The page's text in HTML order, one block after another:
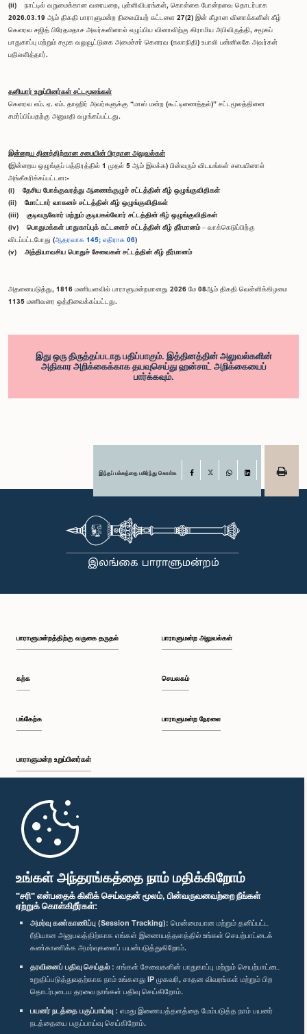
உங்கள் அந்தரங்கத்தை நாம் மதிக்கிறோம்
"சரி" என்பதைக் கிளிக் செய்வதன் மூலம், பின்வருவனவற்றை நீங்கள்
ஏற்றுக் கொள்கிறீர்கள்:
அமர்வு கண்காணிப்பு (Session Tracking): மென்மையான மற்றும் தனிப்பட்ட
ரீதியான அனுபவத்திற்காக எங்கள் இணையத்தளத்தில் உங்கள் செயற்பாட்டைக்
கண்காணிக்க அமர்வுகளைப் பயன்படுத்துகிறோம்.
தரவினைப் பதிவு செய்தல் : எங்கள் சேவைகளின் பாதுகாப்பு மற்றும் செயற்பாட்டை
உறுதிப்படுத்துவதற்காக நாம் உங்களது IP முகவரி, சாதன விவரங்கள் மற்றும் பிற
தொடர்புடைய தரவை நாங்கள் பதிவு செய்கிறோம்.
பயனர் நடத்தை பகுப்பாய்வு : எமது இணையத்தளத்தை மேம்படுத்த நாம் பயனர்
நடத்தையை பகுப்பாய்வு செய்கிறோம்.
(ii) நாட்டில் வறுமைக்கான வரையறை, புள்ளிவிபரங்கள், கொள்கை போன்றவை தொடர்பாக
2026.03.19 ஆம் திகதி பாராளுமன்ற நிலையியற் கட்டளை 27(2) இன் கீழான வினாக்களின் கீழ்
கௌரவ சஜித் பிரேதமதாச அவர்களினால் எழுப்பிய வினாவிற்கு கிராமிய அபிவிருத்தி, சமூகப்
பாதுகாப்பு மற்றும் சமூக வலுவூட்டுகை அமைச்சர் கௌரவ (கலாநிதி) உபாலி பன்னிலகே அவர்கள்
பதிலளித்தார்.
தனியார் உறுப்பினர்கள் சட்டமூலங்கள்
கெளரவ எம். ஏ. எம். தாஹிர் அவர்களுக்கு “மாஸ் மன்ற (கூட்டிணைத்தல்)” சட்டமூலத்தினை
சமர்ப்பிப்பதற்கு அனுமதி வழங்கப்பட்டது.
இன்றைய தினத்திற்கான சபையின் பிரதான அலுவல்கள்
(இன்றைய ஒழுங்குப் பத்திரத்தில் 1 முதல் 5 ஆம் இலக்க) பின்வரும் விடயங்கள் சபையினால்
அங்கீகரிக்கப்பட்டன:-
(i) தேசிய போக்குவரத்து ஆணைக்குழுச் சட்டத்தின் கீழ் ஒழுங்குவிதிகள்
(ii) மோட்டார் வாகனச் சட்டத்தின் கீழ் ஒழுங்குவிதிகள்
(iii) குடிவருவோர் மற்றும் குடியகல்வோர் சட்டத்தின் கீழ் ஒழுங்குவிதிகள்
(iv) பொதுமக்கள் பாதுகாப்புக் கட்டளைச் சட்டத்தின் கீழ் தீர்மானம்– வாக்கெடுப்பிற்கு
விடப்பட்டபோது (ஆதரவாக 145; எதிராக 06)
(v) அத்தியாவசிய பொதுச் சேவைகள் சட்டத்தின் கீழ் தீர்மானம்
அதனையடுத்து, 1816 மணியளவில் பாராளுமன்றமானது 2026 மே 08ஆம் திகதி வெள்ளிக்கிழமை
1135 மணிவரை ஒத்திவைக்கப்பட்டது.
இது ஒரு திருத்தப்படாத பதிப்பாகும். இத்தினத்தின் அலுவல்களின்
அதிகார அறிக்கைக்காக தயவுசெய்து ஹன்சாட் அறிக்கையைப்
பார்க்கவும்.
இந்தப் பக்கத்தை பகிர்ந்து கொள்க Facebook
பாராளுமன்றத்திற்கு வருகை தருதல்
கற்க
பங்கேற்க
பாராளுமன்ற உறுப்பினர்கள்
முதற்பக்கம்
பாராளுமன்ற அலுவல்கள்
செயலகம்
பாராளுமன்ற நேரலை
பாராளுமன்ற கையடக்க செயலி
எம்மை பின்தொடர்க :
விருதுகள்
தனியுரிமைக் கொள்கை